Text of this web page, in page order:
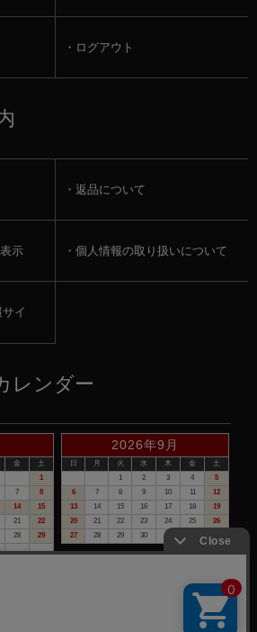
ログアウト
返品について
示 個人情報の取り扱いについて
イ
レンダー
金
土
1
7
8
14
15
21
22
28
29
2026年9月
日 月 火 水 木 金
土
1
2 3 4
5
6
7 8 9 10 11
12
13
14 15 16 17 18
19
20
21 22 23 24 25
26
27
28 29 30
・電話でのお問合せは、お休みさせて頂いて
下さい。